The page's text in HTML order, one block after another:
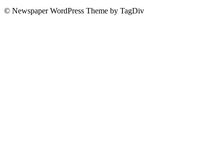
© Newspaper WordPress Theme by TagDiv